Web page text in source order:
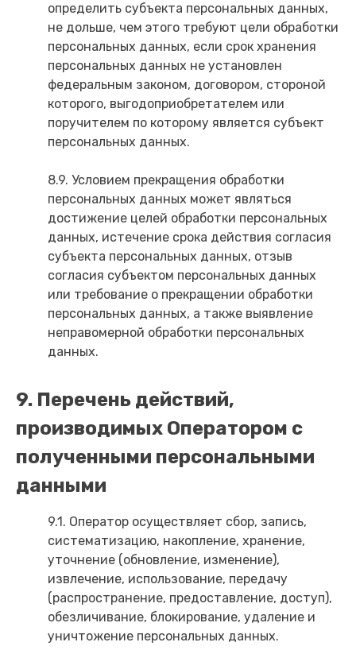
определить субъекта персональных данных,
не дольше, чем этого требуют цели обработки
персональных данных, если срок хранения
персональных данных не установлен
федеральным законом, договором, стороной
которого, выгодоприобретателем или
поручителем по которому является субъект
персональных данных.
8.9. Условием прекращения обработки
персональных данных может являться
достижение целей обработки персональных
данных, истечение срока действия согласия
субъекта персональных данных, отзыв
согласия субъектом персональных данных
или требование о прекращении обработки
персональных данных, а также выявление
неправомерной обработки персональных
данных.
9. Перечень действий,
производимых Оператором с
полученными персональными
данными
9.1. Оператор осуществляет сбор, запись,
систематизацию, накопление, хранение,
уточнение (обновление, изменение),
извлечение, использование, передачу
(распространение, предоставление, доступ),
обезличивание, блокирование, удаление и
уничтожение персональных данных.